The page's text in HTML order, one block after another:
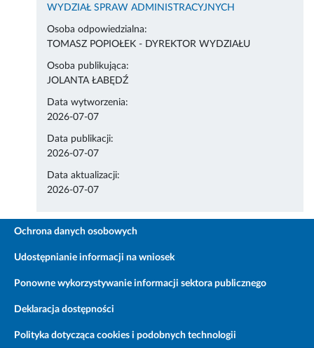
WYDZIAŁ SPRAW ADMINISTRACYJNYCH
Osoba odpowiedzialna:
TOMASZ POPIOŁEK - DYREKTOR WYDZIAŁU
Osoba publikująca:
JOLANTA ŁABĘDŹ
Data wytworzenia:
2026-07-07
Data publikacji:
2026-07-07
Data aktualizacji:
2026-07-07
Ochrona danych osobowych
Udostępnianie informacji na wniosek
Ponowne wykorzystywanie informacji sektora publicznego
Deklaracja dostępności
Polityka dotycząca cookies i podobnych technologii